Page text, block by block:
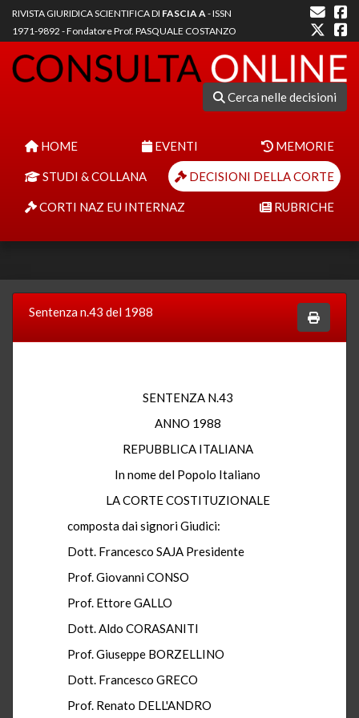
RIVISTA GIURIDICA SCIENTIFICA DI FASCIA A- ISSN
1971-9892 - Fondatore Prof. PASQUALE COSTANZO
Cerca nelle decisioni
HOME EVENTI MEMORIE
STUDI & COLLANA DECISIONI DELLA CORTE
CORTI NAZ EU INTERNAZ RUBRICHE
Sentenza n.43 del 1988
SENTENZA N.43
ANNO 1988
REPUBBLICA ITALIANA
In nome del Popolo Italiano
LA CORTE COSTITUZIONALE
composta dai signori Giudici:
Dott. Francesco SAJA Presidente
Prof. Giovanni CONSO
Prof. Ettore GALLO
Dott. Aldo CORASANITI
Prof. Giuseppe BORZELLINO
Dott. Francesco GRECO
Prof. Renato DELL'ANDRO